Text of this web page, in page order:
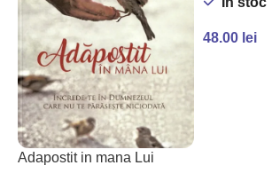
Adapostit in mana Lui
48.00 lei